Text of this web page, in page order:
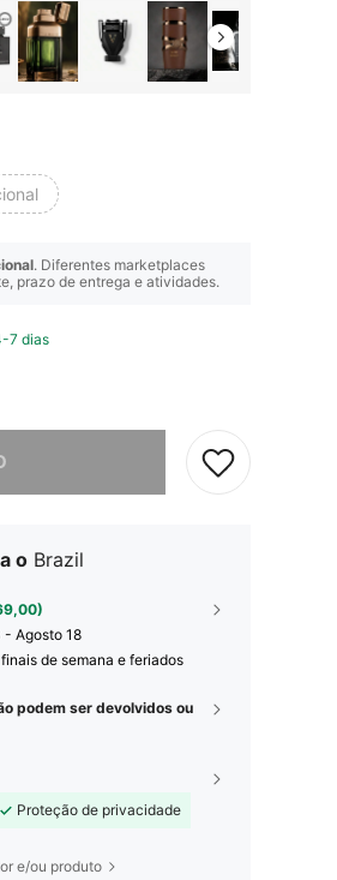
. Diferentes marketplaces
prazo de entrega e atividades.
7 dias
o Brazil
- Agosto 18
de semana e feriados
podem ser devolvidos ou
Proteção de privacidade
e/ou produto